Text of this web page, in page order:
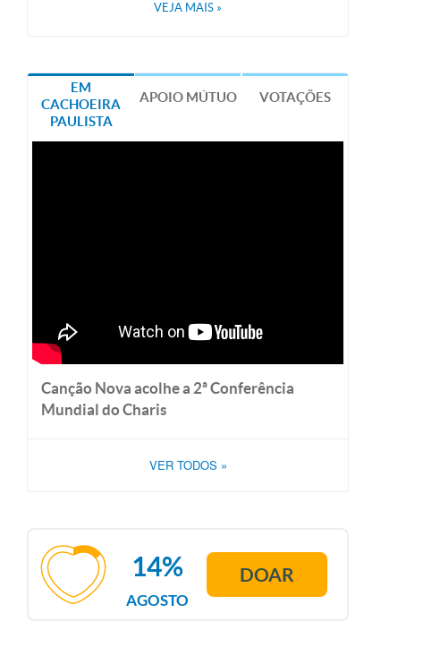
VEJA MAIS »
EM
CACHOEIRA
PAULISTA
APOIO MÚTUO VOTAÇÕES
Canção Nova acolhe a 2ª Conferência
Mundial do Charis
VER TODOS »
AGOSTO
14% DOAR